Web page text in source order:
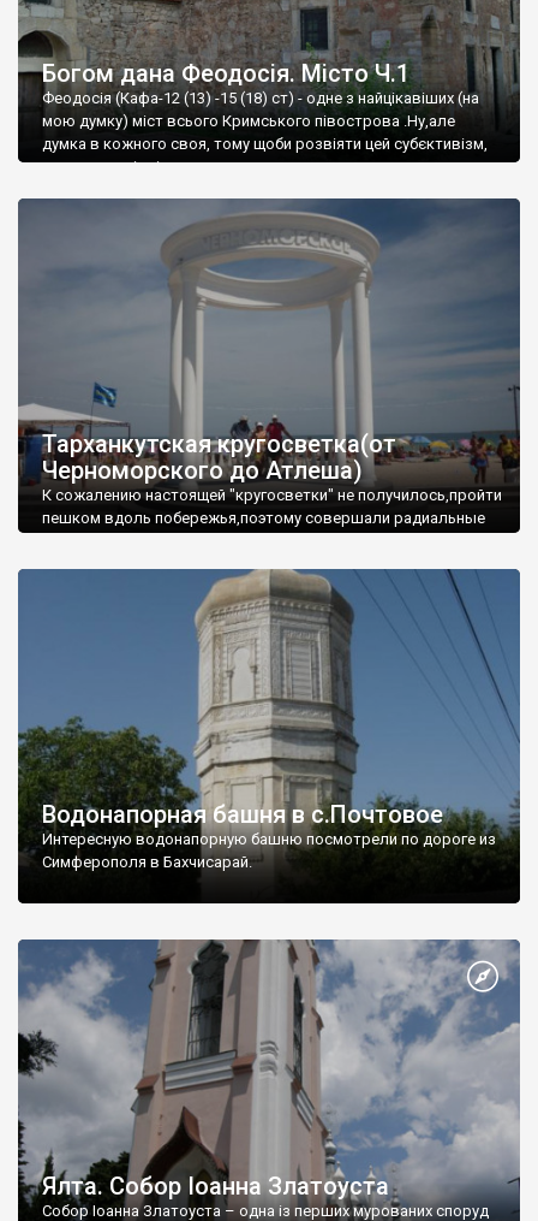
Богом дана Феодосія. Місто Ч.1
Феодосія (Кафа-12 (13) -15 (18) ст) - одне з найцікавіших (на
мою думку) міст всього Кримського півострова .Ну,але
думка в кожного своя, тому щоби розвіяти цей субєктивізм,
запрошую відвідати це
Тарханкутская кругосветка(от
Черноморского до Атлеша)
К сожалению настоящей "кругосветки" не получилось,пройти
пешком вдоль побережья,поэтому совершали радиальные
Водонапорная башня в с.Почтовое
Интересную водонапорную башню посмотрели по дороге из
Симферополя в Бахчисарай.
Ялта. Собор Іоанна Златоуста
Собор Іоанна Златоуста – одна із перших мурованих споруд